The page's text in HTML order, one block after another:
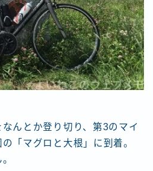
んとか登り切り、第3のマイ
「マグロと大根」に到着。